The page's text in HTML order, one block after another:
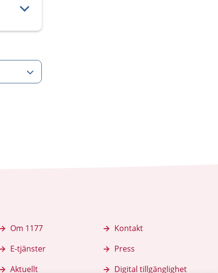
Om 1177
E-tjänster
Aktuellt
Kontakt
Press
Digital tillgänglighet